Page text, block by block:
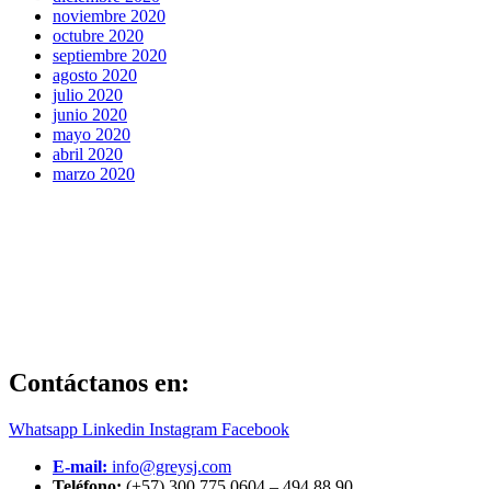
noviembre 2020
octubre 2020
septiembre 2020
agosto 2020
julio 2020
junio 2020
mayo 2020
abril 2020
marzo 2020
Contáctanos en:
Whatsapp Linkedin Instagram Facebook
E-mail: info@greysj.com